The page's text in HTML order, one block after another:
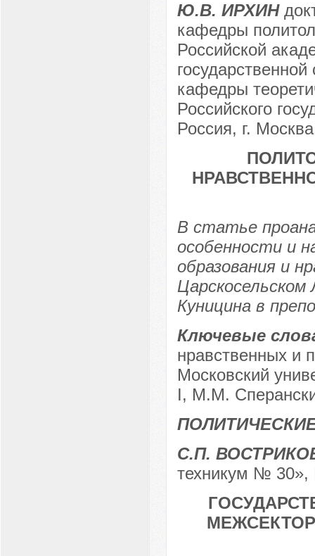
Ю.В. ИРХИН
кафедры
Российской
кафедры
Российского
Россия, г. Москва
В статье
особенности и
образования и
Царскосельском
Куницина в
Ключевые
нравственных и
Московский
I, М.М.
С.П.
техникум № 30»,